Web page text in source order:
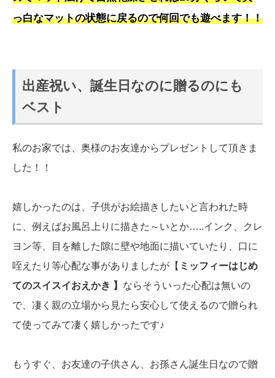
っ白なマットの状態に戻るので何回でも遊べます！！
出産祝い、誕生日なのに贈るのにも
ベスト
私のお家では、奥様のお友達からプレゼントして頂きま
した！！
嬉しかったのは、子供がお絵描きしたいと言われた時
に、例えばお風呂上りに描きた～いとか…..インク、クレ
ヨン等、目を離した隙に壁や地面に描いていたり、口に
咥えたり等心配な事がありましたが【 ミッフィーはじめ
てのスイスイおえかき 】 ならそういった心配は無いの
で、凄く親の立場から見たら安心して使えるので贈られ
て使ってみて凄く嬉しかったです♪
もうすぐ、お友達の子供さん、お孫さん誕生日なので贈